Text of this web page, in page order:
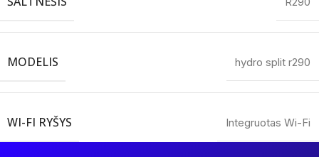
MODELIS hydro split r290
WI-FI RYŠYS Integruotas Wi-Fi